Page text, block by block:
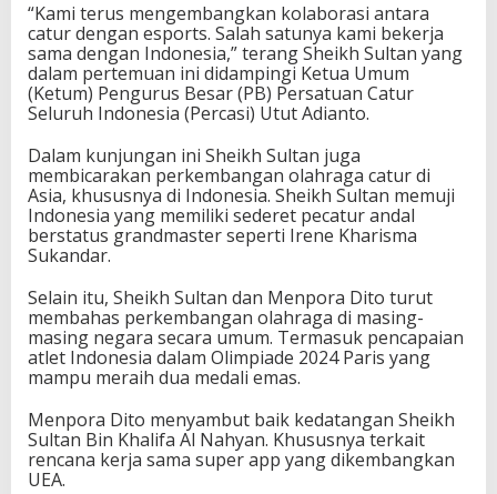
r
i
m
a
M
e
p
o
r
a
D
o
“Kami terus mengembangkan kolaborasi antara
catur dengan esports. Salah satunya kami bekerja
sama dengan Indonesia,” terang Sheikh Sultan yang
dalam pertemuan ini didampingi Ketua Umum
(Ketum) Pengurus Besar (PB) Persatuan Catur
Seluruh Indonesia (Percasi) Utut Adianto.
Dalam kunjungan ini Sheikh Sultan juga
membicarakan perkembangan olahraga catur di
Asia, khususnya di Indonesia. Sheikh Sultan memuji
Indonesia yang memiliki sederet pecatur andal
berstatus grandmaster seperti Irene Kharisma
Sukandar.
Selain itu, Sheikh Sultan dan Menpora Dito turut
membahas perkembangan olahraga di masing-
masing negara secara umum. Termasuk pencapaian
atlet Indonesia dalam Olimpiade 2024 Paris yang
mampu meraih dua medali emas.
Menpora Dito menyambut baik kedatangan Sheikh
Sultan Bin Khalifa Al Nahyan. Khususnya terkait
rencana kerja sama super app yang dikembangkan
UEA.